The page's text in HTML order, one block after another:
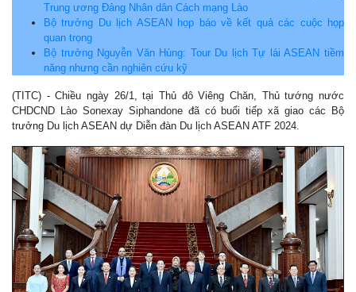
Trung ương Đảng Nhân dân Cách mạng Lào
Bộ trưởng Du lịch ASEAN họp báo về kết quả các cuộc họp
quan trọng
Bộ trưởng Nguyễn Văn Hùng: Tour Du lịch Tự lái ASEAN tiềm
năng nhưng cần nghiên cứu kỹ
(TITC) - Chiều ngày 26/1, tại Thủ đô Viêng Chăn, Thủ tướng nước
CHDCND Lào Sonexay Siphandone đã có buổi tiếp xã giao các Bộ
trưởng Du lịch ASEAN dự Diễn đàn Du lịch ASEAN ATF 2024.